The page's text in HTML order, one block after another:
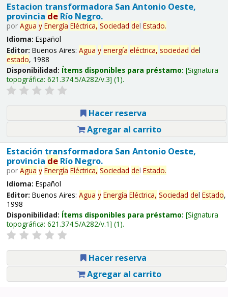
Estacion transformadora San Antonio Oeste,
provincia deRío Negro.
por Agua y Energía Eléctrica, Sociedad del Estado.
Idioma: Español
Editor: Buenos Aires: Agua y energía eléctrica, sociedad del
estado, 1988
Disponibilidad: Ítems disponibles para préstamo: Signatura
topográfica: 621.374.5/A282/v.3 (1).
Hacer reserva
Agregar al carrito
Estación transformadora San Antonio Oeste,
provincia deRío Negro.
por Agua y Energía Eléctrica, Sociedad del Estado.
Idioma: Español
Editor: Buenos Aires: Agua y Energía Eléctrica, Sociedad del Estado,
1998
Disponibilidad: Ítems disponibles para préstamo: Signatura
topográfica: 621.374.5/A282/v.1 (1).
Hacer reserva
Agregar al carrito